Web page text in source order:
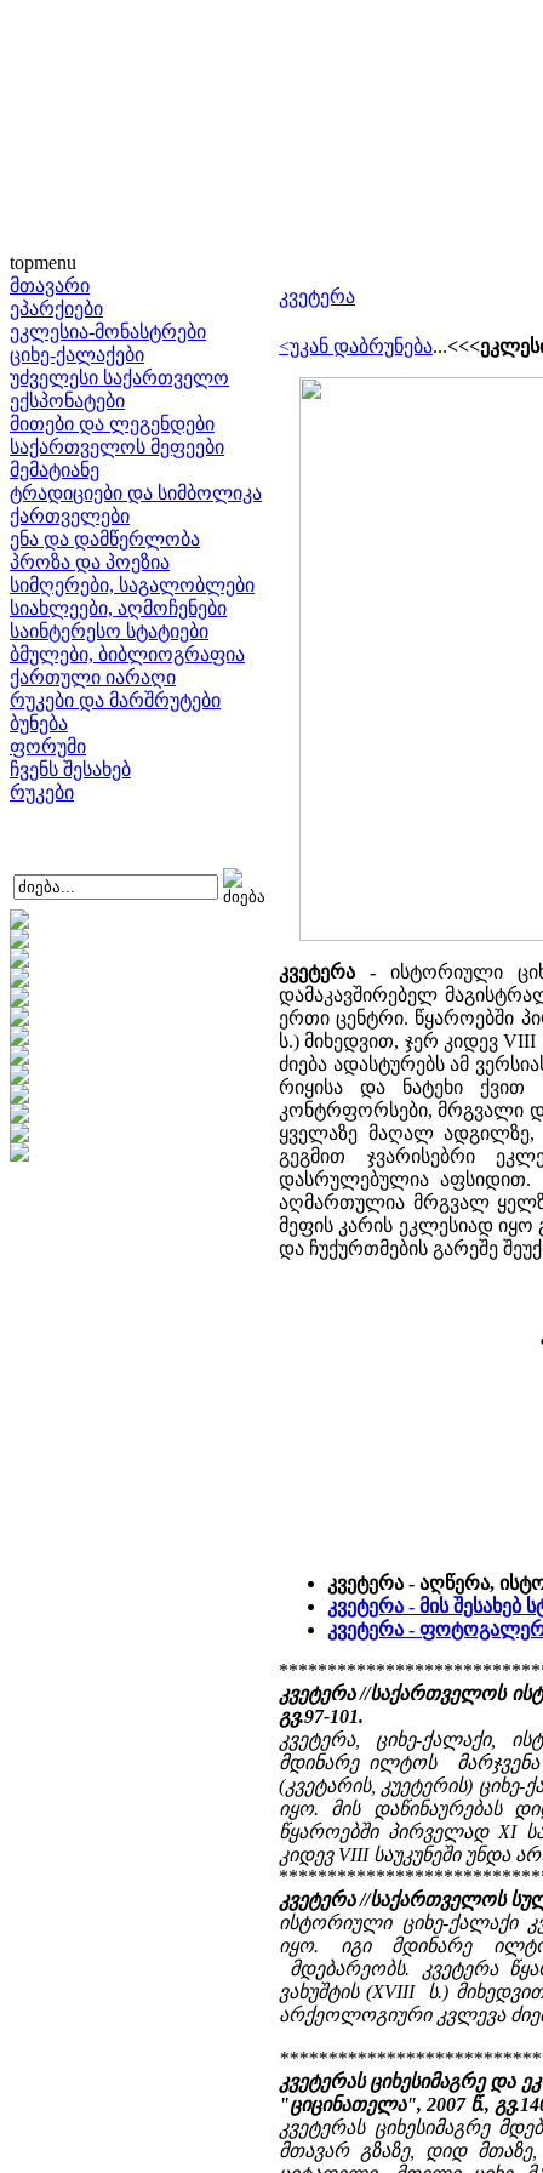
topmenu
მთავარი
ეპარქიები
ეკლესია-მონასტრები
ციხე-ქალაქები
უძველესი საქართველო
ექსპონატები
მითები და ლეგენდები
საქართველოს მეფეები
მემატიანე
ტრადიციები და სიმბოლიკა
ქართველები
ენა და დამწერლობა
პროზა და პოეზია
სიმღერები, საგალობლები
სიახლეები, აღმოჩენები
საინტერესო სტატიები
ბმულები, ბიბლიოგრაფია
ქართული იარაღი
რუკები და მარშრუტები
ბუნება
ფორუმი
ჩვენს შესახებ
რუკები
კვეტერა
<უკან დაბრუნება...
კვეტერა -ისტორიული
დამაკავშირებელ
ერთი ცენტრი. წყაროებში
ს.) მიხედვით, ჯერ კიდევ
ძიება ადასტურებს ამ
რიყისა და ნატეხი ქვით
კონტრფორსები, მრგვალი
ყველაზე მაღალ
გეგმით ჯვარისებრი
დასრულებულია აფსიდით.
აღმართულია მრგვალ
მეფის კარის ეკლესიად
და ჩუქურთმების გარეშე
კვეტერა - აღწერა,
კვეტერა - მის შესახებ
კვეტერა -
კვეტერა //საქართველოს
გვ.97-101.
კვეტერა, ციხე-ქალაქი,
მდინარე ილტოს მარჯვენა
(კვეტარის, კუეტერის)
იყო. მის დაწინაურებას
წყაროებში პირველად XI
კიდევ VIII საუკუნეში უნდა
კვეტერა //საქართველოს
ისტორიული ციხე-ქალაქი
იყო. იგი მდინარე
მდებარეობს. კვეტერა
ვახუშტის (XVIII ს.)
არქეოლოგიური კვლევა
კვეტერას ციხესიმაგრე და
"ციცინათელა", 2007 წ.,
კვეტერას ციხესიმაგრე
მთავარ გზაზე, დიდ